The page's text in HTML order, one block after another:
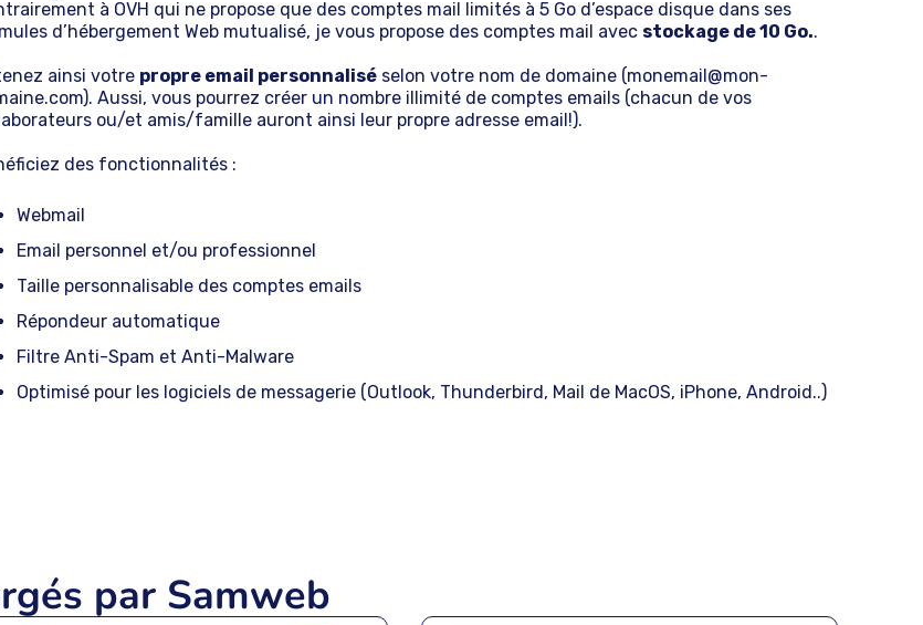
à OVH qui ne propose que des comptes mail limités à 5 Go d’espace disque dans ses
d’hébergement Web mutualisé, je vous propose des comptes mail avec stockage de 10 Go..
ainsi votre propre email personnaliséselon votre nom de domaine (monemail@mon-
Aussi, vous pourrez créer un nombre illimité de comptes emails (chacun de vos
ou/et amis/famille auront ainsi leur propre adresse email!).
des fonctionnalités :
Webmail
Email personnel et/ou professionnel
Taille personnalisable des comptes emails
Répondeur automatique
Filtre Anti-Spam et Anti-Malware
Optimisé pour les logiciels de messagerie (Outlook, Thunderbird, Mail de MacOS, iPhone, Android..)
par Samweb